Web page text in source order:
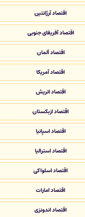
اقتصاد آرژانتین
اقتصاد آفریقای جنوبی
اقتصاد آلمان
اقتصاد آمریکا
اقتصاد اتریش
اقتصاد ازبکستان
اقتصاد اسپانیا
اقتصاد استرالیا
اقتصاد اسلواکی
اقتصاد امارات
اقتصاد اندونزی